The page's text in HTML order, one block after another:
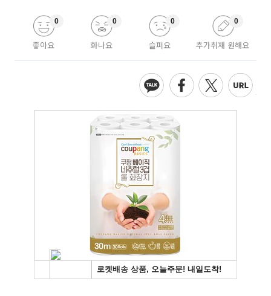
좋아요
0
화나요
0
슬퍼요
0
추가취재 원해요
0